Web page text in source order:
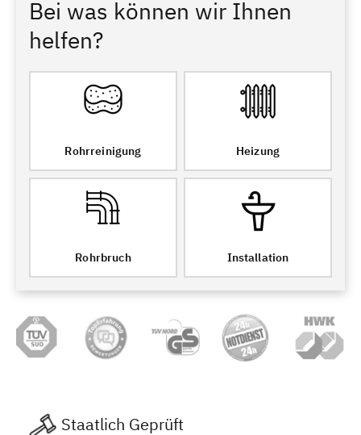
Bei was können wir Ihnen
helfen?
Rohrreinigung Heizung
Rohrbruch Installation
Staatlich Geprüft